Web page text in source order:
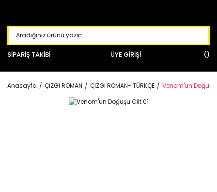
SİPARİŞ TAKİBİ ÜYE GİRİŞİ
Anasayfa ÇİZGİ ROMAN ÇİZGİ ROMAN- TÜRKÇE Venom'un Doğuşu